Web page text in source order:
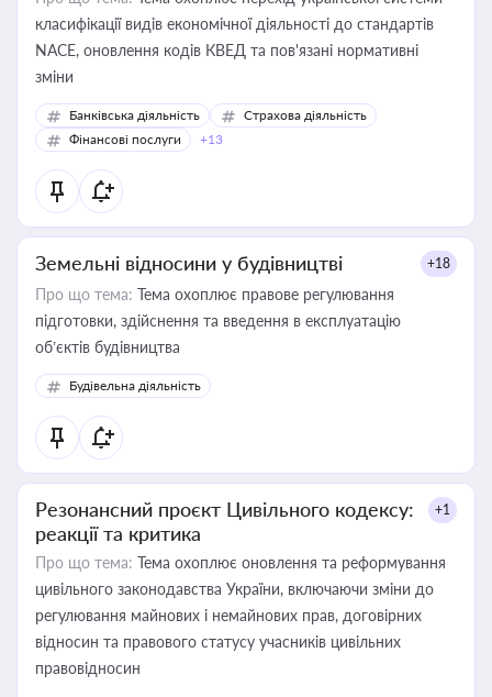
класифікації видів економічної діяльності до стандартів
NACE, оновлення кодів КВЕД та пов'язані нормативні
зміни
Банківська діяльність
Страхова діяльність
Фінансові послуги
+13
Земельні відносини у будівництві +18
Про що тема: Тема охоплює правове регулювання
підготовки, здійснення та введення в експлуатацію
об’єктів будівництва
Будівельна діяльність
Резонансний проєкт Цивільного кодексу:
реакції та критика
+1
Про що тема: Тема охоплює оновлення та реформування
цивільного законодавства України, включаючи зміни до
регулювання майнових і немайнових прав, договірних
відносин та правового статусу учасників цивільних
правовідносин